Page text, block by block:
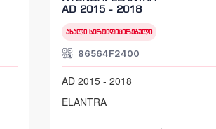
AD 2015 - 2018
ახალი სერტიფიცირებული
86564F2400
AD 2015 - 2018
ELANTRA